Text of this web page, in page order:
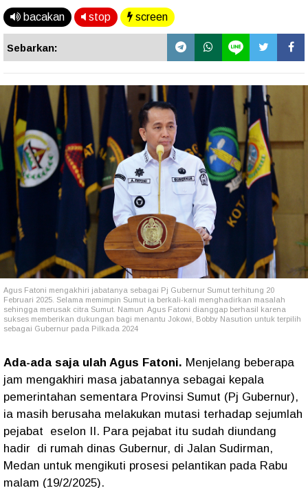
bacakan stop screen
Sebarkan:
Agus Fatoni mengakhiri jabatanya sebagai Pj Gubernur Sumut terhitung 20
Februari 2025. Selama memimpin Sumut ia berkali-kali menghadirkan masalah
sehingga merusak citra Sumut. Namun Agus Fatoni dianggap berhasil karena
sukses memberikan dukungan bagi menantu Jokowi, Bobby Nasution untuk terpilih
sebagai Gubernur pada Pilkada 2024
Ada-ada saja ulah Agus Fatoni. Menjelang beberapa
jam mengakhiri masa jabatannya sebagai kepala
pemerintahan sementara Provinsi Sumut (Pj Gubernur),
ia masih berusaha melakukan mutasi terhadap sejumlah
pejabat eselon II. Para pejabat itu sudah diundang
hadir di rumah dinas Gubernur, di Jalan Sudirman,
Medan untuk mengikuti prosesi pelantikan pada Rabu
malam (19/2/2025).